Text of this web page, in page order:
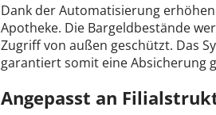
Dank der Automatisierung
Apotheke. Die Bargeldbestände
Zugriff von außen geschützt. Das
garantiert somit eine Absicherung
Angepasst an